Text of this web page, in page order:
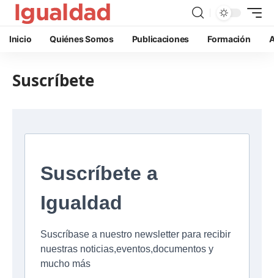
Inicio Quiénes Somos Publicaciones Formación
Suscríbete